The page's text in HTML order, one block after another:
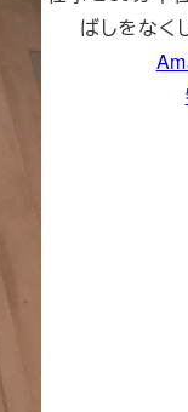
ばしをなく